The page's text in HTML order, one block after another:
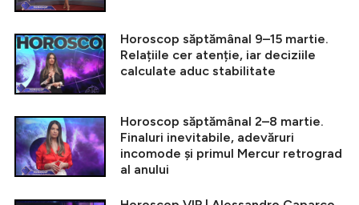
Horoscop săptămânal 9–15 martie.
Relațiile cer atenție, iar deciziile
calculate aduc stabilitate
Horoscop săptămânal 2–8 martie.
Finaluri inevitabile, adevăruri
incomode și primul Mercur retrograd
al anului